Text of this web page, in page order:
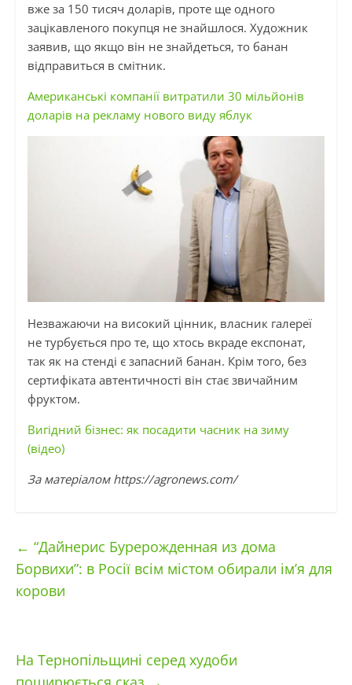
вже за 150 тисяч доларів, проте ще одного
зацікавленого покупця не знайшлося. Художник
заявив, що якщо він не знайдеться, то банан
відправиться в смітник.
Американські компанії витратили 30 мільйонів
доларів на рекламу нового виду яблук
Незважаючи на високий цінник, власник галереї
не турбується про те, що хтось вкраде експонат,
так як на стенді є запасний банан. Крім того, без
сертифіката автентичності він стає звичайним
фруктом.
Вигідний бізнес: як посадити часник на зиму
(відео)
За матеріалом https://agronews.com/
← “Дайнерис Бурерожденная из дома
Борвихи”: в Росії всім містом обирали ім’я для
корови
На Тернопільщині серед худоби